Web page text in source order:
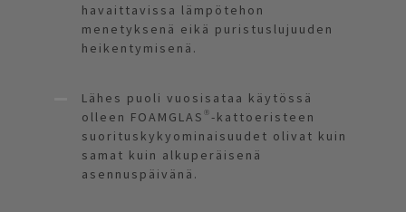
havaittavissa lämpötehon
menetyksenä eikä puristuslujuuden
heikentymisenä.
Lähes puoli vuosisataa käytössä
olleen FOAMGLAS®-kattoeristeen
suorituskykyominaisuudet olivat kuin
samat kuin alkuperäisenä
asennuspäivänä.